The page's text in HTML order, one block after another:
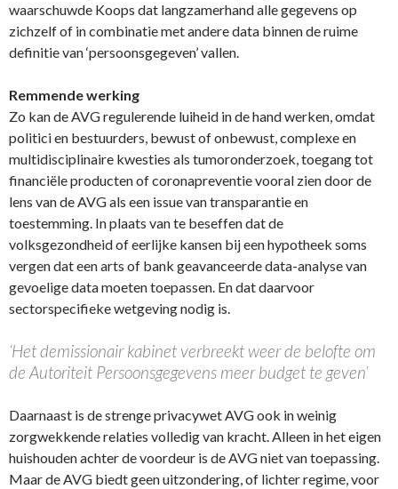
waarschuwde Koops dat langzamerhand alle gegevens op
zichzelf of in combinatie met andere data binnen de ruime
definitie van ‘persoonsgegeven’ vallen.
Remmende werking
Zo kan de AVG regulerende luiheid in de hand werken, omdat
politici en bestuurders, bewust of onbewust, complexe en
multidisciplinaire kwesties als tumoronderzoek, toegang tot
financiële producten of coronapreventie vooral zien door de
lens van de AVG als een issue van transparantie en
toestemming. In plaats van te beseffen dat de
volksgezondheid of eerlijke kansen bij een hypotheek soms
vergen dat een arts of bank geavanceerde data-analyse van
gevoelige data moeten toepassen. En dat daarvoor
sectorspecifieke wetgeving nodig is.
‘Het demissionair kabinet verbreekt weer de belofte om
de Autoriteit Persoonsgegevens meer budget te geven’
Daarnaast is de strenge privacywet AVG ook in weinig
zorgwekkende relaties volledig van kracht. Alleen in het eigen
huishouden achter de voordeur is de AVG niet van toepassing.
Maar de AVG biedt geen uitzondering, of lichter regime, voor